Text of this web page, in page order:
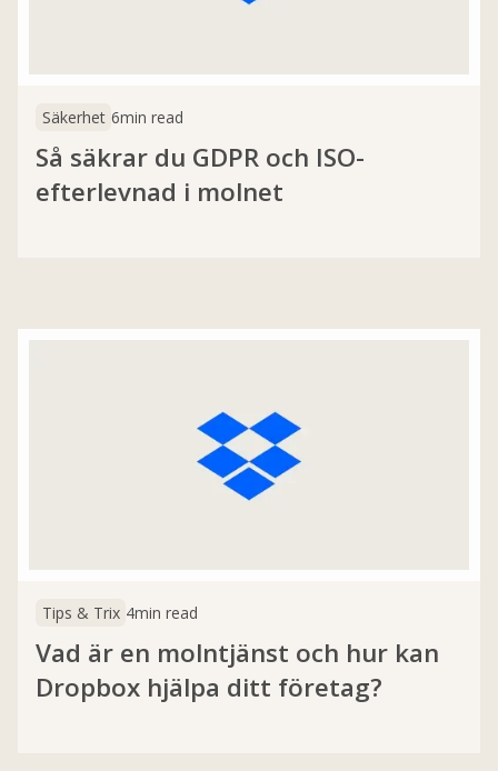
Säkerhet 6min read
Så säkrar du GDPR och ISO-
efterlevnad i molnet
Tips & Trix 4min read
Vad är en molntjänst och hur kan
Dropbox hjälpa ditt företag?